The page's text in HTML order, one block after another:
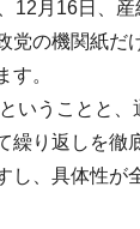
12月16日、
の機関紙だ
。
いうことと
繰り返しを徹
し、具体性が